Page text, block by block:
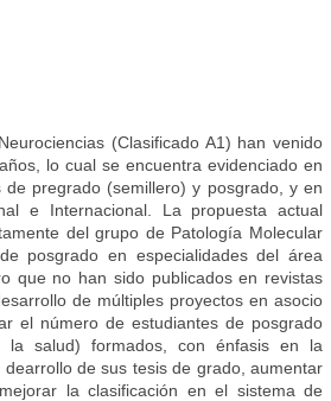
(Clasificado A1) han venido
lo cual se encuentra evidenciado en
pregrado (semillero) y posgrado, y en
e Internacional. La propuesta actual
del grupo de Patología Molecular
posgrado en especialidades del área
que no han sido publicados en revistas
de múltiples proyectos en asocio
el número de estudiantes de posgrado
la salud) formados, con énfasis en la
de sus tesis de grado, aumentar
la clasificación en el sistema de